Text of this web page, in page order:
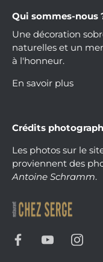
Qui sommes-nous
Une décoration
naturelles et un
à l'honneur.
En savoir plus
Crédits
Les photos sur le
proviennent des
Antoine Schramm.